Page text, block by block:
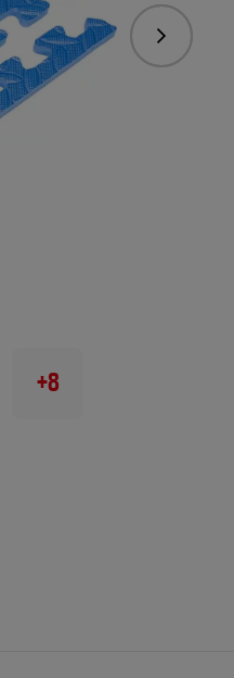
Následující
+8